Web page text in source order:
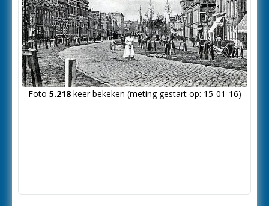
Foto 5.218keer bekeken (meting gestart op: 15-01-16)